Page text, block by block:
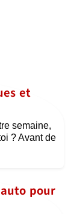
et
semaine,
? Avant de
pour